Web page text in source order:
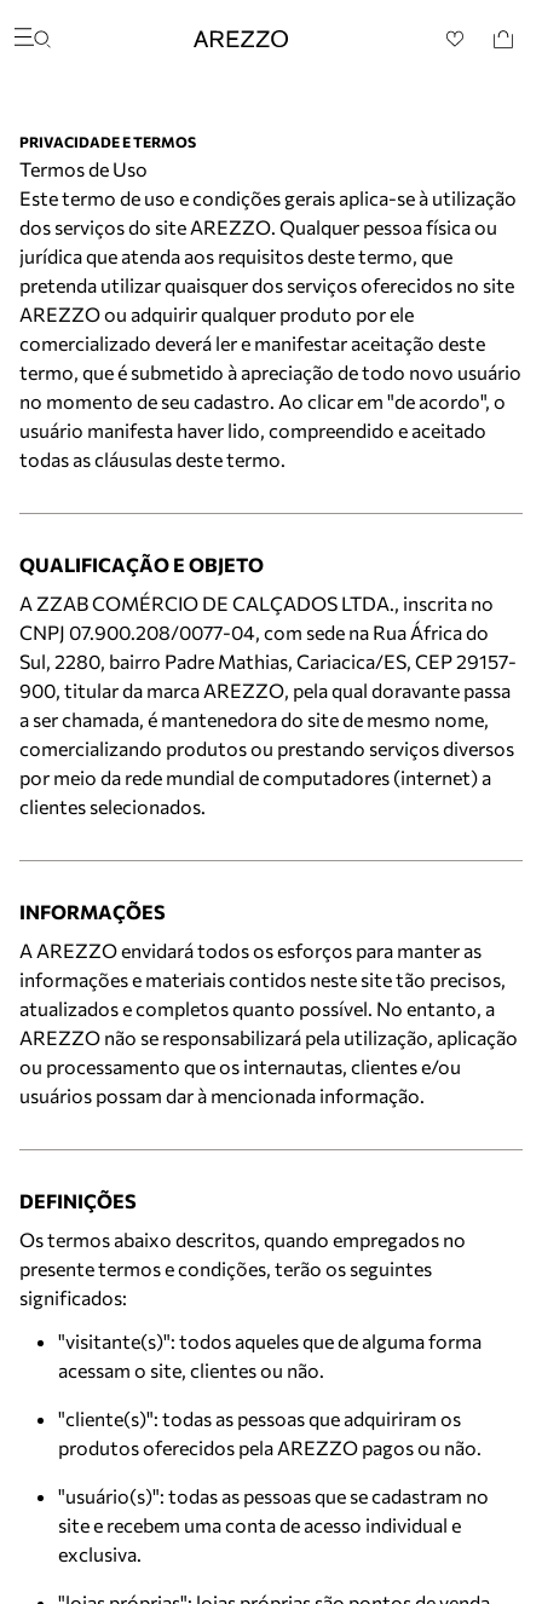
Scarpin
Mocassim
Bolsa
Sapatilha
Tamanco
Tênis
Mule
Rasteira
Precisa de ajuda?
Tire dúvidas sobre pedidos, devoluções e mais.
Meus pedidos
Acompanhe seus pedidos e solicite devoluções.
Arezzo
PRIVACIDADE E TERMOS
Termos de Uso
Este termo de uso e condições gerais aplica-se à utilização
dos serviços do site AREZZO. Qualquer pessoa física ou
jurídica que atenda aos requisitos deste termo, que
pretenda utilizar quaisquer dos serviços oferecidos no site
AREZZO ou adquirir qualquer produto por ele
comercializado deverá ler e manifestar aceitação deste
termo, que é submetido à apreciação de todo novo usuário
no momento de seu cadastro. Ao clicar em "de acordo", o
usuário manifesta haver lido, compreendido e aceitado
todas as cláusulas deste termo.
QUALIFICAÇÃO E OBJETO
A ZZAB COMÉRCIO DE CALÇADOS LTDA., inscrita no
CNPJ 07.900.208/0077-04, com sede na Rua África do
Sul, 2280, bairro Padre Mathias, Cariacica/ES, CEP 29157-
900, titular da marca AREZZO, pela qual doravante passa
a ser chamada, é mantenedora do site de mesmo nome,
comercializando produtos ou prestando serviços diversos
por meio da rede mundial de computadores (internet) a
clientes selecionados.
INFORMAÇÕES
A AREZZO envidará todos os esforços para manter as
informações e materiais contidos neste site tão precisos,
atualizados e completos quanto possível. No entanto, a
AREZZO não se responsabilizará pela utilização, aplicação
ou processamento que os internautas, clientes e/ou
usuários possam dar à mencionada informação.
DEFINIÇÕES
Os termos abaixo descritos, quando empregados no
presente termos e condições, terão os seguintes
significados:
"visitante(s)": todos aqueles que de alguma forma
acessam o site, clientes ou não.
"cliente(s)": todas as pessoas que adquiriram os
produtos oferecidos pela AREZZO pagos ou não.
"usuário(s)": todas as pessoas que se cadastram no
site e recebem uma conta de acesso individual e
exclusiva.